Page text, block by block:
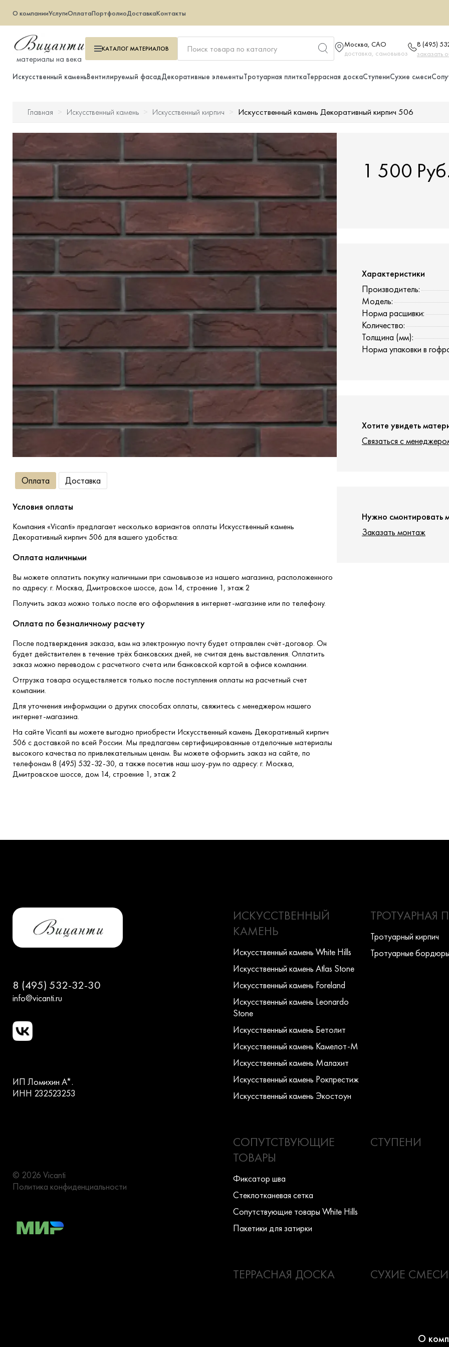
О компанииУслугиОплатаПортфолиоДоставкаКонтакты
материалы на века
КАТАЛОГМАТЕРИАЛОВ
Москва, САО
доставка, самовывоз
8 (495)
заказать
Искусственный каменьВентилируемый фасадДекоративные элементыТротуарная плиткаТеррасная доскаСтупениСухие смеси
Вентилируемый фасад
Тротуарная плитка
Террасная доска
Ступени
Сухие смеси
Сопутствующие товары
Главная Искусственный камень Искусственный кирпич Искусственный камень Декоративный кирпич 506
Оплата Доставка
Условия оплаты
Компания «Vicanti» предлагает несколько вариантов оплаты Искусственный камень
Декоративный кирпич 506 для вашего удобства:
Оплата наличными
Вы можете оплатить покупку наличными при самовывозе из нашего магазина, расположенного
по адресу: г. Москва, Дмитровское шоссе, дом 14, строение 1, этаж 2
Получить заказ можно только после его оформления в интернет-магазине или по телефону.
Оплата по безналичному расчету
После подтверждения заказа, вам на электронную почту будет отправлен счёт-договор. Он
будет действителен в течение трёх банковских дней, не считая день выставления. Оплатить
заказ можно переводом с расчетного счета или банковской картой в офисе компании.
Отгрузка товара осуществляется только после поступления оплаты на расчетный счет
компании.
Для уточнения информации о других способах оплаты, свяжитесь с менеджером нашего
интернет-магазина.
На сайте Vicanti вы можете выгодно приобрести Искусственный камень Декоративный кирпич
506 с доставкой по всей России. Мы предлагаем сертифицированные отделочные материалы
высокого качества по привлекательным ценам. Вы можете оформить заказ на сайте, по
телефонам 8 (495) 532-32-30, а также посетив наш шоу-рум по адресу: г. Москва,
Дмитровское шоссе, дом 14, строение 1, этаж 2
1 500
Характеристики
Производитель:
Модель:
Норма расшивки:
Количество:
Толщина (мм):
Норма упаковки в
Хотите увидеть
Связаться с
Нужно смонтировать
Заказать монтаж
8 (495) 532-32-30
info@vicanti.ru
ИП Ломихин А*.
ИНН 232523253
© 2026 Vicanti
Политика конфиденциальности
ИСКУССТВЕННЫЙ
КАМЕНЬ
Искусcтвенный камень White Hills
Искусcтвенный камень Atlas Stone
Искусcтвенный камень Foreland
Искусcтвенный камень Leonardo
Stone
Искусcтвенный камень Бетолит
Искусcтвенный камень Камелот-М
Искусcтвенный камень Малахит
Искусcтвенный камень Рокпрестиж
Искусcтвенный камень Экостоун
ТРОТУАРНАЯ
Тротуарный кирпич
Тротуарные бордюры
СОПУТСТВУЮЩИЕ
ТОВАРЫ
Фиксатор шва
Стеклотканевая сетка
Сопутствующие товары White Hills
Пакетики для затирки
СТУПЕНИ
ТЕРРАСНАЯ ДОСКА СУХИЕ СМЕСИ
О